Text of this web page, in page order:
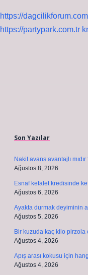
https://dagcilikforum.com
https://partypark.com.tr
Son Yazılar
Nakit avans avantajlı mıdır
Ağustos 8, 2026
Esnaf kefalet kredisinde
Ağustos 6, 2026
Ayakta durmak deyiminin
Ağustos 5, 2026
Bir kuzuda kaç kilo pirzola
Ağustos 4, 2026
Apış arası kokusu için
Ağustos 4, 2026